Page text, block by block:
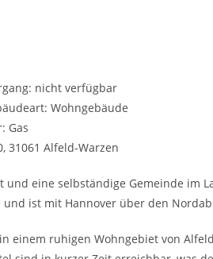
nicht verfügbar
Wohngebäude
Gas
31061 Alfeld-Warzen
und eine selbständige Gemeinde im
ist mit Hannover über den
einem ruhigen Wohngebiet von